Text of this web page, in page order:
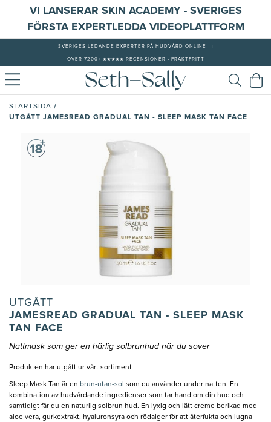
VI LANSERAR SKIN ACADEMY - SVERIGES
FÖRSTA EXPERTLEDDA VIDEOPLATTFORM
SVERIGES LEDANDE EXPERTER PÅ HUDVÅRD ONLINE
ÖVER 7200+ ★★★★★ RECENSIONER - FRAKTFRITT
STARTSIDA /
UTGÅTT JAMESREAD GRADUAL TAN - SLEEP MASK TAN FACE
UTGÅTT
JAMESREAD GRADUAL TAN - SLEEP MASK
TAN FACE
Nattmask som ger en härlig solbrunhud när du sover
Produkten har utgått ur vårt sortiment
Sleep Mask Tan är en brun-utan-sol som du använder under natten. En
kombination av hudvårdande ingredienser som tar hand om din hud och
samtidigt får du en naturlig solbrun hud. En lyxig och lätt creme berikad med
aloe vera, gurkextrakt, hyaluronsyra och rödalger för att återfukta och lugna